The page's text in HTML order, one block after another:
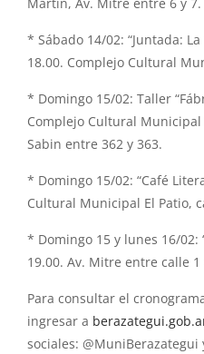
* Sábado 14/02: “Juntada:
18.00. Complejo Cultural
* Domingo 15/02: Taller
Complejo Cultural Municipal
Sabin entre 362 y 363.
* Domingo 15/02: “Café
Cultural Municipal El Patio,
* Domingo 15 y lunes 16/02:
19.00. Av. Mitre entre calle 1
Para consultar el
ingresar a
sociales: @MuniBerazategui